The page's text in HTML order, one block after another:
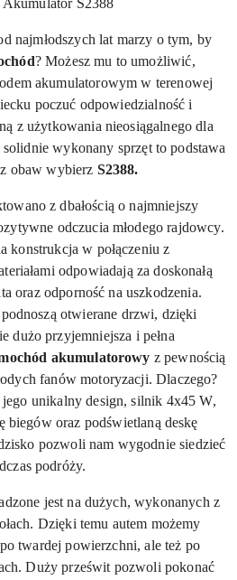
Akumulator S2388
najmłodszych lat marzy o tym, by
? Możesz mu to umożliwić,
akumulatorowym w terenowej
poczuć odpowiedzialność i
z użytkowania nieosiągalnego dla
wykonany sprzęt to podstawa
obaw wybierz S2388.
z dbałością o najmniejszy
odczucia młodego rajdowcy.
konstrukcja w połączeniu z
odpowiadają za doskonałą
oraz odporność na uszkodzenia.
otwierane drzwi, dzięki
dużo przyjemniejsza i pełna
akumulatorowy z pewnością
fanów motoryzacji. Dlaczego?
unikalny design, silnik 4x45 W,
biegów oraz podświetlaną deskę
pozwoli nam wygodnie siedzieć
podróży.
jest na dużych, wykonanych z
Dzięki temu autem możemy
twardej powierzchni, ale też po
Duży prześwit pozwoli pokonać